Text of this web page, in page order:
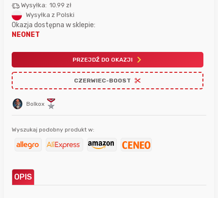
Bolkox
Wysyłka: 10.99 zł
Wysyłka z Polski
Okazja dostępna w sklepie:
NEONET
PRZEJDŹ DO OKAZJI
CZERWIEC-BOOST
Wyszukaj podobny produkt w:
OPIS